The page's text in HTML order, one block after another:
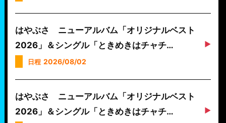
はやぶさ ニューアルバム「オリジナルベスト
2026」＆シングル「ときめきはチャチ…
日程 2026/08/02
はやぶさ ニューアルバム「オリジナルベスト
2026」＆シングル「ときめきはチャチ…